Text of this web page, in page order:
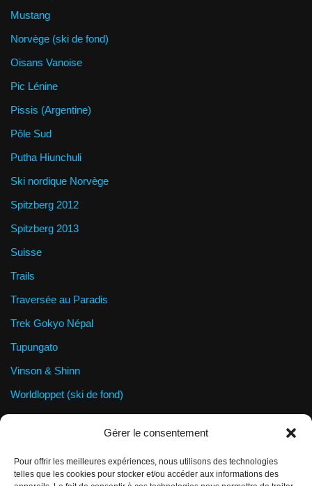
Gérer le consentement
Pour offrir les meilleures expériences, nous utilisons des technologies
telles que les cookies pour stocker et/ou accéder aux informations des
Mustang
Norvège (ski de fond)
Oisans Vanoise
Pic Lénine
Pissis (Argentine)
Pôle Sud
Putha Hiunchuli
Ski nordique Norvège
Spitzberg 2012
Spitzberg 2013
Suisse
Trails
Traversée au Paradis
Trek Gokyo Népal
Tupungato
Vinson & Shinn
Worldloppet (ski de fond)
Wrangel Island
Informations légales